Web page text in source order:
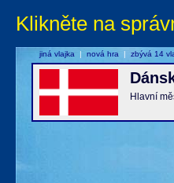
Klikněte na
Hlavní
jiná vlajka | nová hra | zbývá 14